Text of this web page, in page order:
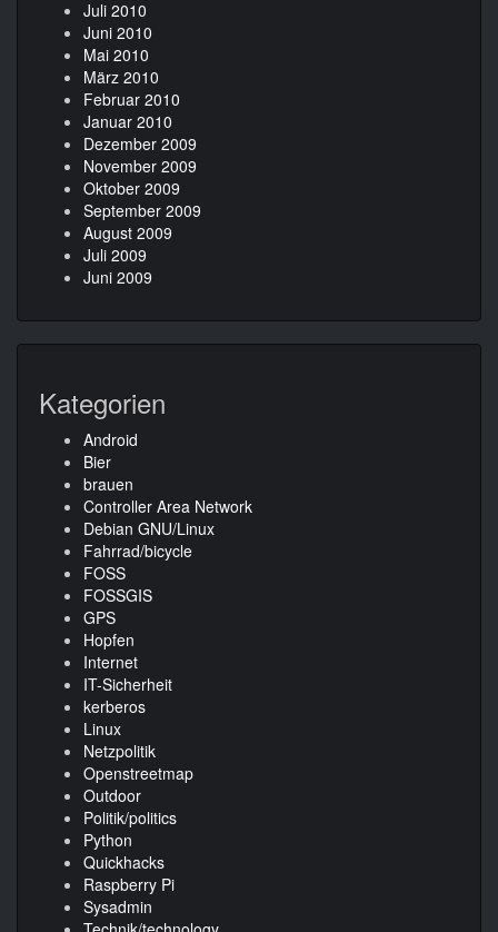
Juli 2010
Juni 2010
Mai 2010
März 2010
Februar 2010
Januar 2010
Dezember 2009
November 2009
Oktober 2009
September 2009
August 2009
Juli 2009
Juni 2009
Kategorien
Android
Bier
brauen
Controller Area Network
Debian GNU/Linux
Fahrrad/bicycle
FOSS
FOSSGIS
GPS
Hopfen
Internet
IT-Sicherheit
kerberos
Linux
Netzpolitik
Openstreetmap
Outdoor
Politik/politics
Python
Quickhacks
Raspberry Pi
Sysadmin